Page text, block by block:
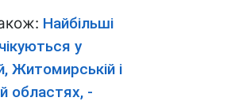
Найбільші
у
Житомирській і
областях, -